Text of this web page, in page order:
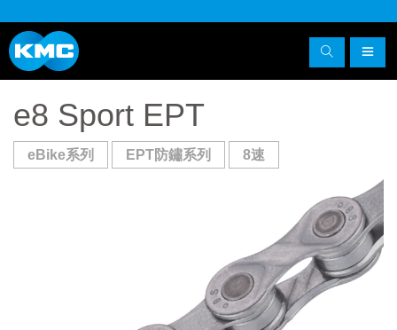
e8 Sport EPT
eBike系列 EPT防鏽系列 8速